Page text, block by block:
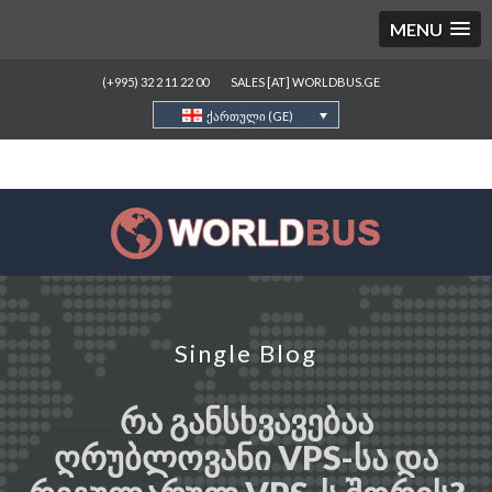
MENU
(+995) 32 2 11 22 00 SALES [AT] WORLDBUS.GE
ქართული (GE)
Single Blog
ᲠᲐ ᲒᲐᲜᲡᲮᲕᲐᲕᲔᲑᲐᲐ
ᲦᲠᲣᲑᲚᲝᲕᲐᲜᲘ VPS-ᲡᲐ ᲓᲐ